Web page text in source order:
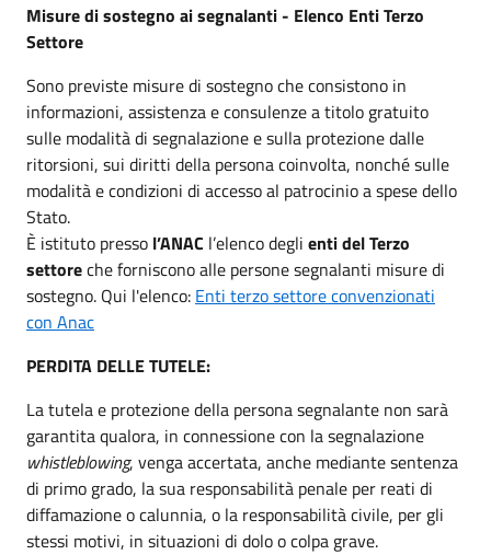
Misure di sostegno ai segnalanti - Elenco Enti Terzo
Settore
Sono previste misure di sostegno che consistono in
informazioni, assistenza e consulenze a titolo gratuito
sulle modalità di segnalazione e sulla protezione dalle
ritorsioni, sui diritti della persona coinvolta, nonché sulle
modalità e condizioni di accesso al patrocinio a spese dello
Stato.
È istituto presso l’ANAC l’elenco degli enti del Terzo
settoreche forniscono alle persone segnalanti misure di
sostegno. Qui l'elenco: Enti terzo settore convenzionati
con Anac
PERDITA DELLE TUTELE:
La tutela e protezione della persona segnalante non sarà
garantita qualora, in connessione con la segnalazione
whistleblowing, venga accertata, anche mediante sentenza
di primo grado, la sua responsabilità penale per reati di
diffamazione o calunnia, o la responsabilità civile, per gli
stessi motivi, in situazioni di dolo o colpa grave.